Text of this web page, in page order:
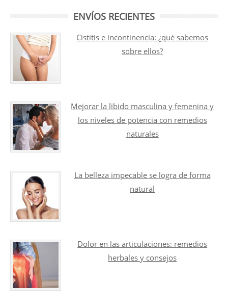
ENVÍOS RECIENTES
Cistitis e incontinencia: ¿qué sabemos
sobre ellos?
Mejorar la libido masculina y femenina y
los niveles de potencia con remedios
naturales
La belleza impecable se logra de forma
natural
Dolor en las articulaciones: remedios
herbales y consejos